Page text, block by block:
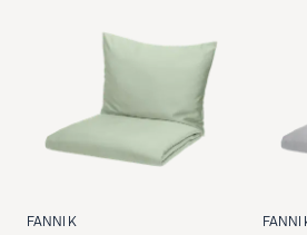
FANNI K
FANNI